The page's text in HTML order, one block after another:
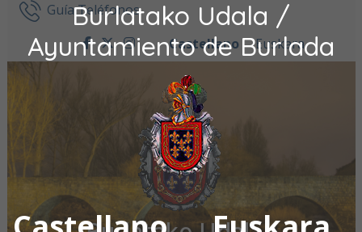
Burlatako Udala /
Ayuntamiento de Burlada
Ir al contenidoGuía Teléfonos
facebook
twitter
instagram
Castellano Euskara